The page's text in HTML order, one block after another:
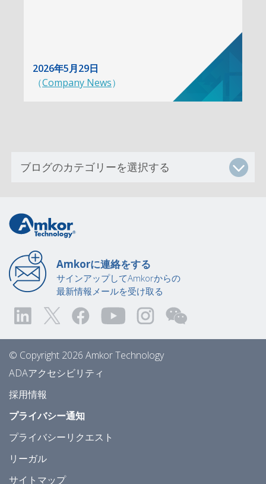
2026年5月29日
（Company News）
Amkorに連絡をする
サインアップしてAmkorからの
最新情報メールを受け取る
© Copyright 2026 Amkor Technology
ADAアクセシビリティ
採用情報
プライバシー通知
プライバシーリクエスト
リーガル
サイトマップ